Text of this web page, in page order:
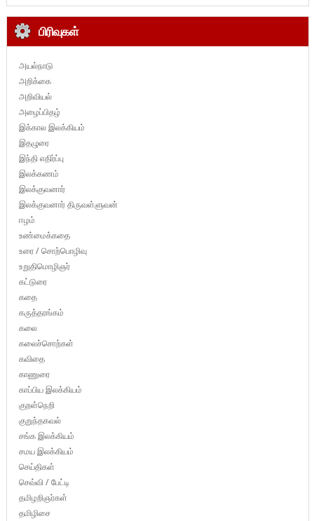
பிரிவுகள்
அயல்நாடு
அறிக்கை
அறிவியல்
அழைப்பிதழ்
இக்கால இலக்கியம்
இதழுரை
இந்தி எதிர்ப்பு
இலக்கணம்
இலக்குவனார்
இலக்குவனார் திருவள்ளுவன்
ஈழம்
உண்மைக்கதை
உரை / சொற்பொழிவு
உறுதிமொழிஞர்
கட்டுரை
கதை
கருத்தரங்கம்
கலை
கலைச்சொற்கள்
கவிதை
காணுரை
காப்பிய இலக்கியம்
குறள்நெறி
குறுந்தகவல்
சங்க இலக்கியம்
சமய இலக்கியம்
செய்திகள்
செவ்வி / பேட்டி
தமிழறிஞர்கள்
தமிழிசை